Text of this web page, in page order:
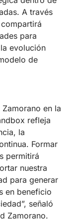
A través
para
evolución
de
en la
refleja
la
Formar
permitirá
nuestra
para generar
en beneficio
señaló
Zamorano.